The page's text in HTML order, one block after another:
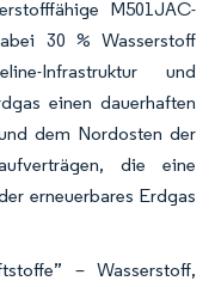
M501JAC-
30 % Wasserstoff
Infrastruktur und
einen dauerhaften
dem Nordosten der
die eine
erneuerbares Erdgas
– Wasserstoff,